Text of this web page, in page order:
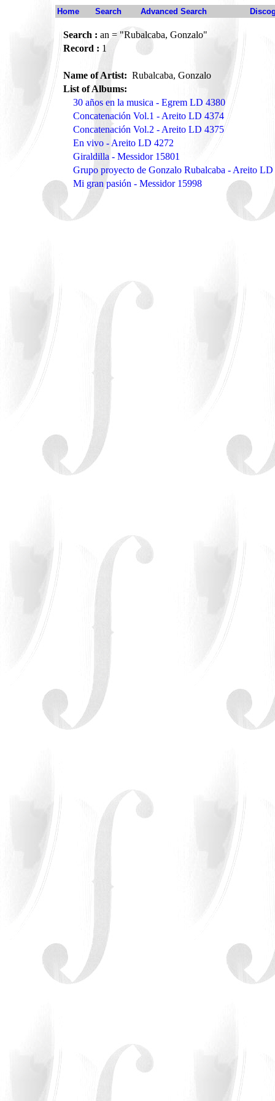
Home Search Advanced Search
Search : an = "Rubalcaba, Gonzalo"
Record : 1
Name of Artist: Rubalcaba, Gonzalo
List of Albums:
30 años en la musica - Egrem LD 4380
Concatenación Vol.1 - Areito LD 4374
Concatenación Vol.2 - Areito LD 4375
En vivo - Areito LD 4272
Giraldilla - Messidor 15801
Grupo proyecto de Gonzalo Rubalcaba - Areito LD
Mi gran pasión - Messidor 15998